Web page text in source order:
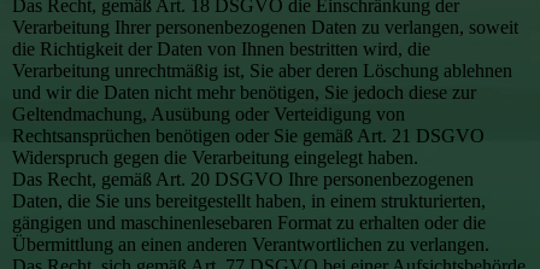
Das Recht, gemäß Art. 18 DSGVO die Einschränkung der
Verarbeitung Ihrer personenbezogenen Daten zu verlangen, soweit
die Richtigkeit der Daten von Ihnen bestritten wird, die
Verarbeitung unrechtmäßig ist, Sie aber deren Löschung ablehnen
und wir die Daten nicht mehr benötigen, Sie jedoch diese zur
Geltendmachung, Ausübung oder Verteidigung von
Rechtsansprüchen benötigen oder Sie gemäß Art. 21 DSGVO
Widerspruch gegen die Verarbeitung eingelegt haben.
Das Recht, gemäß Art. 20 DSGVO Ihre personenbezogenen
Daten, die Sie uns bereitgestellt haben, in einem strukturierten,
gängigen und maschinenlesebaren Format zu erhalten oder die
Übermittlung an einen anderen Verantwortlichen zu verlangen.